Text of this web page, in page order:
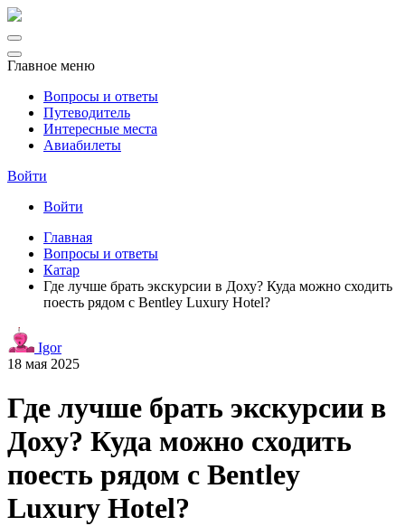
Главное меню
Вопросы и ответы
Путеводитель
Интересные места
Авиабилеты
Войти
Войти
Главная
Вопросы и ответы
Катар
Где лучше брать экскурсии в Доху? Куда можно сходить
поесть рядом с Bentley Luxury Hotel?
Igor
18 мая 2025
Где лучше брать экскурсии в
Доху? Куда можно сходить
поесть рядом с Bentley
Luxury Hotel?